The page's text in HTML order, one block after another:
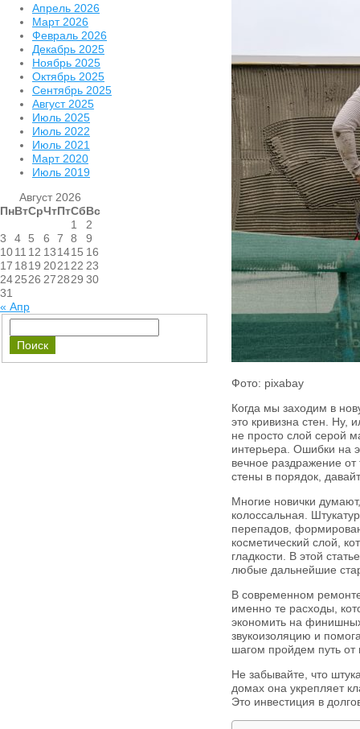
Апрель 2026
Март 2026
Февраль 2026
Декабрь 2025
Ноябрь 2025
Октябрь 2025
Сентябрь 2025
Август 2025
Июль 2025
Июль 2022
Июль 2021
Март 2020
Июль 2019
Август 2026
ПнВтСрЧтПтСбВс
1
2
3
4 5 6 7 8
9
1011 12 131415 16
17 1819 2021 22 23
242526 272829 30
31
« Апр
Фото: pixabay
Когда мы заходим в
это кривизна стен. Ну,
не просто слой серой
интерьера. Ошибки на
вечное раздражение
стены в порядок,
Многие новички
колоссальная.
перепадов,
косметический слой,
гладкости. В этой
любые дальнейшие
В современном
именно те расходы,
экономить на
звукоизоляцию и
шагом пройдем путь от
Не забывайте, что
домах она укрепляет
Это инвестиция в